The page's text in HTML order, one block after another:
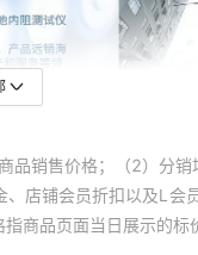
销售价格；（2）分
店铺会员折扣以及L
品页面当日展示的